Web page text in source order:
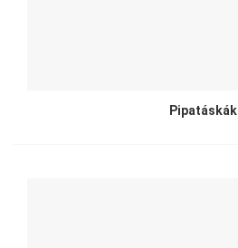
Pipatáskák